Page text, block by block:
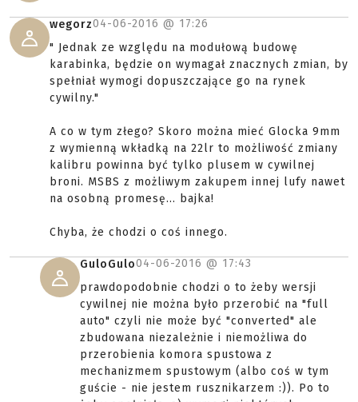
wegorz04-06-2016 @ 17:26
" Jednak ze względu na modułową budowę
karabinka, będzie on wymagał znacznych zmian, by
spełniał wymogi dopuszczające go na rynek
cywilny."
A co w tym złego? Skoro można mieć Glocka 9mm
z wymienną wkładką na 22lr to możliwość zmiany
kalibru powinna być tylko plusem w cywilnej
broni. MSBS z możliwym zakupem innej lufy nawet
na osobną promesę... bajka!
Chyba, że chodzi o coś innego.
GuloGulo04-06-2016 @ 17:43
prawdopodobnie chodzi o to żeby wersji
cywilnej nie można było przerobić na "full
auto" czyli nie może być "converted" ale
zbudowana niezależnie i niemożliwa do
przerobienia komora spustowa z
mechanizmem spustowym (albo coś w tym
guście - nie jestem rusznikarzem :)). Po to